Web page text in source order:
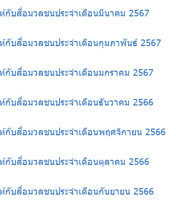
กับสื่อมวลชนประจำเดือนมีนาคม 2567
กับสื่อมวลชนประจำเดือนกุมภาพันธ์ 2567
กับสื่อมวลชนประจำเดือนมกราคม 2567
กับสื่อมวลชนประจำเดือนธันวาคม 2566
กับสื่อมวลชนประจำเดือนพฤศจิกายน 2566
กับสื่อมวลชนประจำเดือนตุลาคม 2566
กับสื่อมวลชนประจำเดือนกันยายน 2566